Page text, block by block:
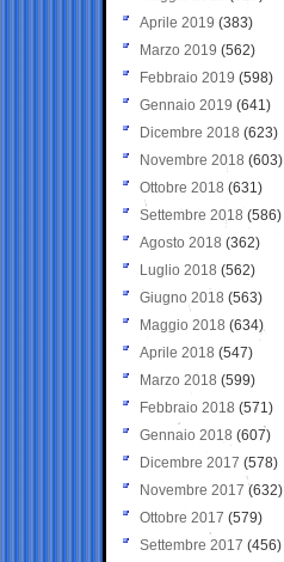
Aprile 2019 (383)
Marzo 2019 (562)
Febbraio 2019 (598)
Gennaio 2019 (641)
Dicembre 2018 (623)
Novembre 2018 (603)
Ottobre 2018 (631)
Settembre 2018 (586)
Agosto 2018 (362)
Luglio 2018 (562)
Giugno 2018 (563)
Maggio 2018 (634)
Aprile 2018 (547)
Marzo 2018 (599)
Febbraio 2018 (571)
Gennaio 2018 (607)
Dicembre 2017 (578)
Novembre 2017 (632)
Ottobre 2017 (579)
Settembre 2017 (456)